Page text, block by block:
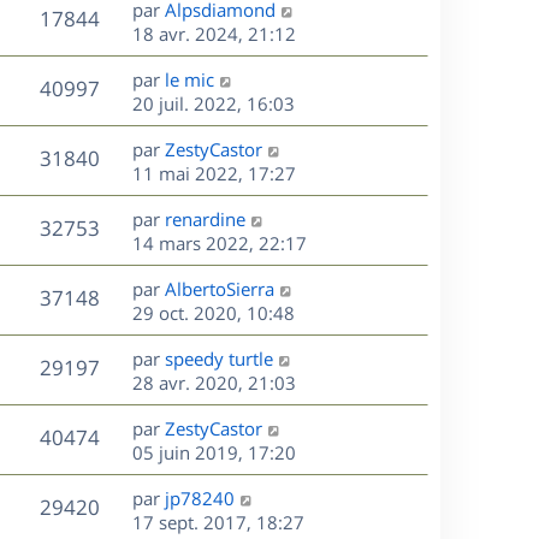
s
n
i
e
r
m
e
s
s
a
g
e
17844V
u
s
D
e
r
n
i
e
r
m
e
s
s
a
g
e
par Alpsdiamond
18 avr. 2024, 21:12
40997V
u
s
D
e
r
n
i
e
r
m
e
s
s
a
g
e
par le mic
20 juil. 2022, 16:03
31840V
u
e
s
D
e
r
n
i
e
r
m
e
s
s
a
g
e
par ZestyCastor
11 mai 2022, 17:27
32753V
u
e
s
D
e
r
n
i
e
r
m
e
s
s
a
g
e
par renardine
14 mars 2022, 22:17
37148V
u
D
e
r
n
i
e
r
m
e
s
s
par AlbertoSierra
29 oct. 2020, 10:48
29197V
u
s
D
e
r
n
i
e
r
m
par speedy turtle
28 avr. 2020, 21:03
40474V
u
D
e
r
n
i
par ZestyCastor
05 juin 2019, 17:20
29420V
D
e
par jp78240
17 sept. 2017, 18:27